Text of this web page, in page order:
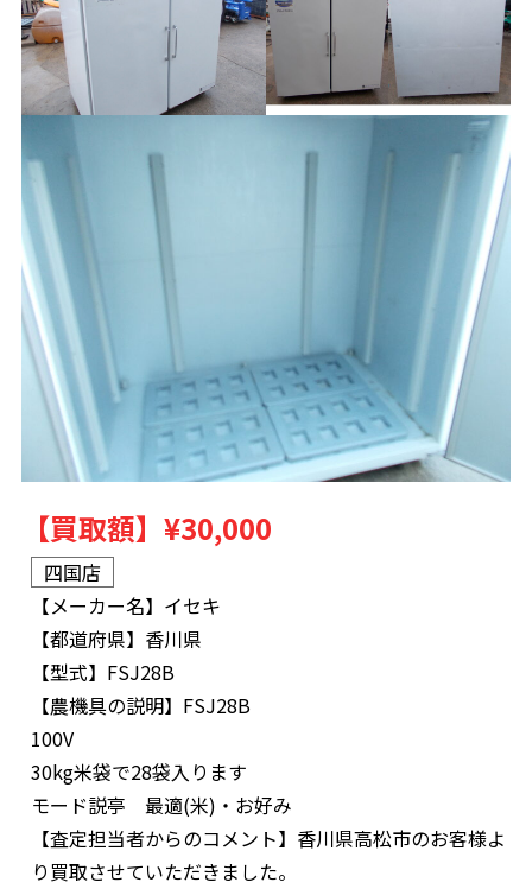
【買取額】 ¥30,000
四国店
【メーカー名】 イセキ
【都道府県】 香川県
【型式】 FSJ28B
【農機具の説明】 FSJ28B
100V
30kg米袋で28袋入ります
モード説亭 最適(米)・お好み
【査定担当者からのコメント】 香川県高松市のお客様よ
り買取させていただきました。